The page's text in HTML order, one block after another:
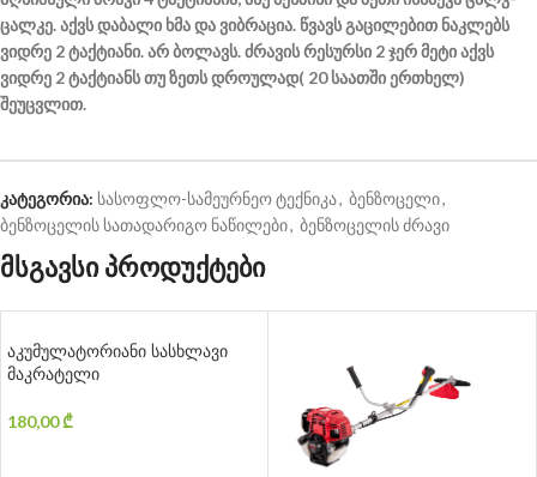
ცალკე. აქვს დაბალი ხმა და ვიბრაცია. წვავს გაცილებით ნაკლებს
ვიდრე 2 ტაქტიანი. არ ბოლავს. ძრავის რესურსი 2 ჯერ მეტი აქვს
ვიდრე 2 ტაქტიანს თუ ზეთს დროულად( 20 საათში ერთხელ)
შეუცვლით.
კატეგორია: სასოფლო-სამეურნეო ტექნიკა, ბენზოცელი,
ბენზოცელის სათადარიგო ნაწილები, ბენზოცელის ძრავი
მსგავსი პროდუქტები
აკუმულატორიანი სასხლავი
მაკრატელი
180,00₾